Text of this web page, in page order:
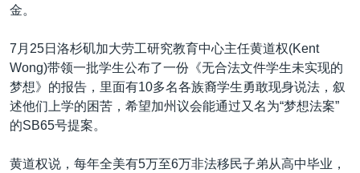
重要讲话与声明
台海两岸关系
南中国海争端
其他语言网站
金。
7月25日洛杉矶加大劳工研究教育中心主任黄道权(Kent
Wong)带领一批学生公布了一份《无合法文件学生未实现的
梦想》的报告，里面有10多名各族裔学生勇敢现身说法，叙
述他们上学的困苦，希望加州议会能通过又名为“梦想法案”
的SB65号提案。
黄道权说，每年全美有5万至6万非法移民子弟从高中毕业，